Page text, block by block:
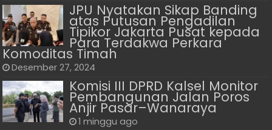
JPU Nyatakan Sikap Banding
atas Putusan Pengadilan
Tipikor Jakarta Pusat kepada
Para Terdakwa Perkara
Komoditas Timah
Desember 27, 2024
Komisi III DPRD Kalsel Monitor
Pembangunan Jalan Poros
Anjir Pasar–Wanaraya
1 minggu ago